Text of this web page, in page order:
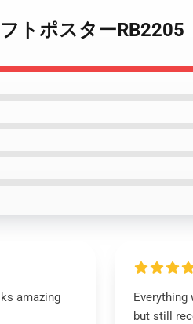
トポスターRB2205
amazing
Everything
but still